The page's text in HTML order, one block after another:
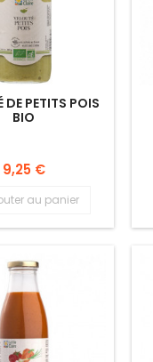
DE PETITS POIS
BIO
9,25 €
au panier